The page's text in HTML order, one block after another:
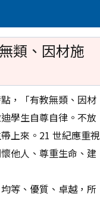
類、因材施
，「有教無類、因材
學生自尊自律。不放
上來。21 世紀應重視
他人、尊重生命、建
等、優質、卓越，所